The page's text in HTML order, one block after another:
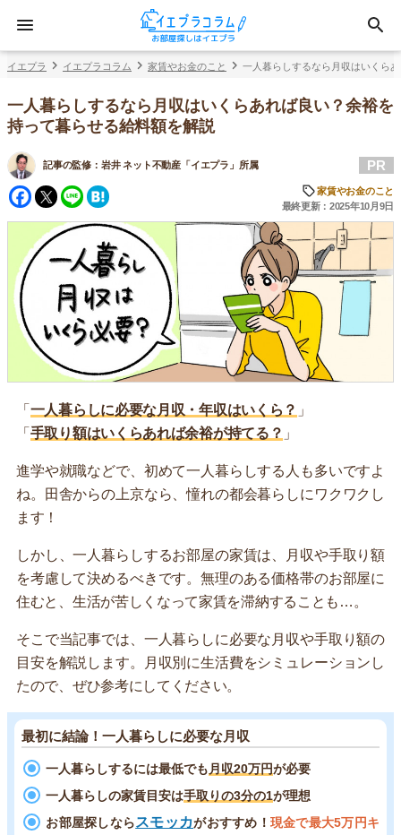
イエプラ イエプラコラム 家賃やお金のこと 一人暮らしするなら月収はいくら
一人暮らしするなら月収はいくらあれば良い？余裕を
持って暮らせる給料額を解説
記事の監修： 岩井 ネット不動産「イエプラ」所属
Facebook
Twitter
Line
PR
家賃やお金のこと
最終更新：2025年10月9日
「 一人暮らしに必要な月収・年収はいくら？ 」
「 手取り額はいくらあれば余裕が持てる？ 」
進学や就職などで、初めて一人暮らしする人も多いですよ
ね。田舎からの上京なら、憧れの都会暮らしにワクワクし
ます！
しかし、一人暮らしするお部屋の家賃は、月収や手取り額
を考慮して決めるべきです。無理のある価格帯のお部屋に
住むと、生活が苦しくなって家賃を滞納することも…。
そこで当記事では、一人暮らしに必要な月収や手取り額の
目安を解説します。月収別に生活費をシミュレーションし
たので、ぜひ参考にしてください。
最初に結論！一人暮らしに必要な月収
一人暮らしするには最低でも 月収20万円が必要
一人暮らしの家賃目安は手取りの3分の1が理想
お部屋探しならスモッカがおすすめ！ 現金で最大5万円キ